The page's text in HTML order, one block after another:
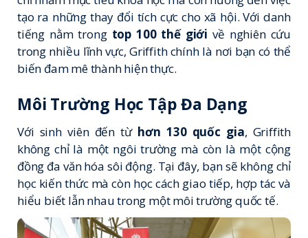
tạo ra những thay đổi tích cực cho xã hội. Với danh
tiếng nằm trong top 100 thế giới về nghiên cứu
trong nhiều lĩnh vực, Griffith chính là nơi bạn có thể
biến đam mê thành hiện thực.
Môi Trường Học Tập Đa Dạng
Với sinh viên đến từ hơn 130 quốc gia, Griffith
không chỉ là một ngôi trường mà còn là một cộng
đồng đa văn hóa sôi động. Tại đây, bạn sẽ không chỉ
học kiến thức mà còn học cách giao tiếp, hợp tác và
hiểu biết lẫn nhau trong một môi trường quốc tế.